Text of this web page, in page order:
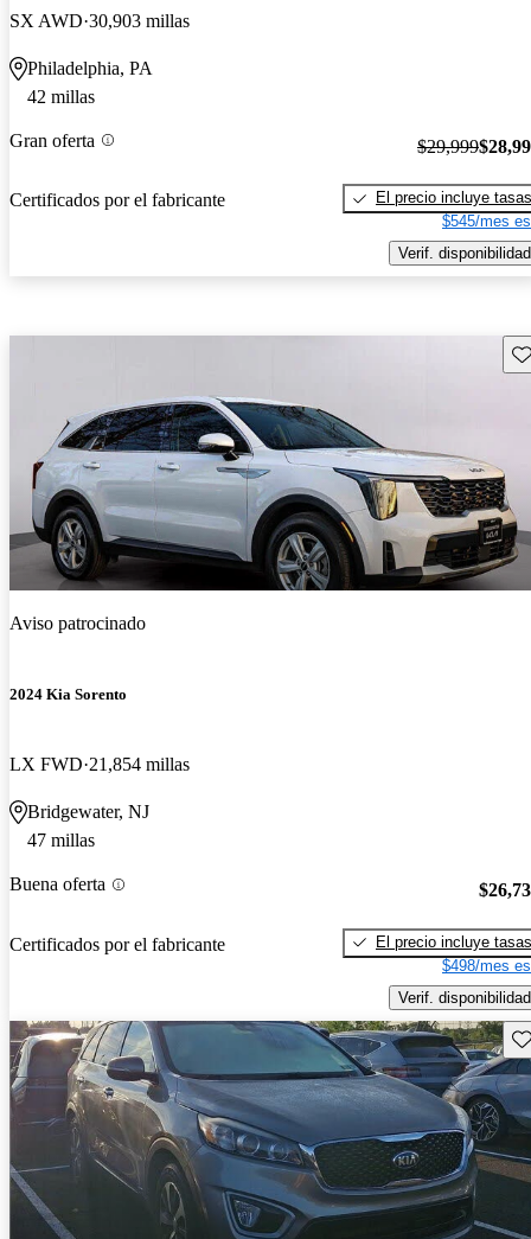
SX AWD 30,903 millas
Philadelphia, PA
42 millas
Gran oferta
Certificados por el fabricante
$29,999
El precio incluye tasas
$545/mes
Verif. disponibilidad
Aviso patrocinado
2024 Kia Sorento
LX FWD 21,854 millas
Bridgewater, NJ
47 millas
Buena oferta
Certificados por el fabricante
El precio incluye tasas
$498/mes
Verif. disponibilidad